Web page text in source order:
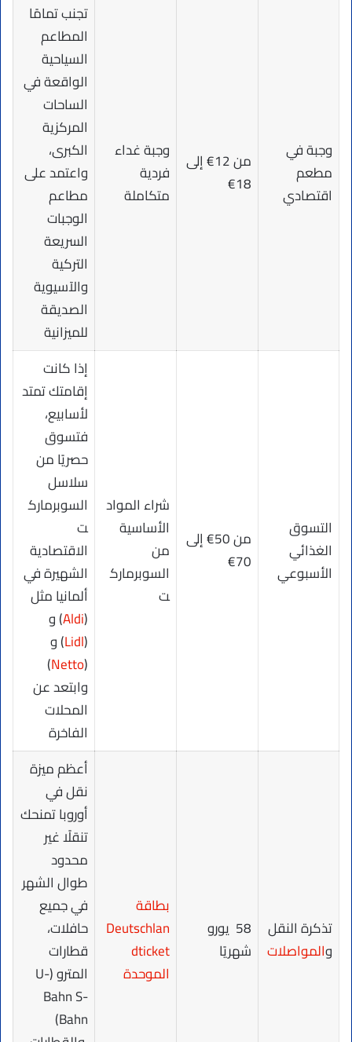
وجبة في
مطعم
اقتصادي
من 12€ إلى
18€
وجبة غداء
فردية
متكاملة
تجنب تمامًا
المطاعم
السياحية
الواقعة في
الساحات
المركزية
الكبرى،
واعتمد على
مطاعم
الوجبات
السريعة
التركية
والآسيوية
الصديقة
للميزانية
التسوق
الغذائي
الأسبوعي
من 50€ إلى
70€
شراء المواد
الأساسية
من
السوبرمارك
ت
إذا كانت
إقامتك تمتد
لأسابيع،
فتسوق
حصريًا من
سلاسل
السوبرمارك
ت
الاقتصادية
الشهيرة في
ألمانيا مثل
(
Aldi) و
(
Lidl) و
(
Netto
)
وابتعد عن
المحلات
الفاخرة
تذكرة النقل
والمواصلات
58 يورو
شهريًا
بطاقة
Deutschlan
dticket
الموحدة
أعظم ميزة
نقل في
أوروبا تمنحك
تنقلًا غير
محدود
طوال الشهر
في جميع
حافلات،
قطارات
المترو (U-
Bahn S-
Bahn)